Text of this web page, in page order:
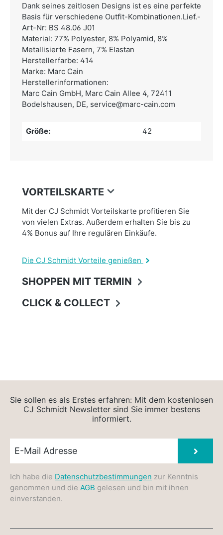
Dank seines zeitlosen Designs ist es eine perfekte
Basis für verschiedene Outfit-Kombinationen.Lief.-
Art-Nr: BS 48.06 J01
Material: 77% Polyester, 8% Polyamid, 8%
Metallisierte Fasern, 7% Elastan
Herstellerfarbe: 414
Marke: Marc Cain
Herstellerinformationen:
Marc Cain GmbH, Marc Cain Allee 4, 72411
Bodelshausen, DE, service@marc-cain.com
Größe: 42
VORTEILSKARTE
Mit der CJ Schmidt Vorteilskarte profitieren Sie
von vielen Extras. Außerdem erhalten Sie bis zu
4% Bonus auf Ihre regulären Einkäufe.
Die CJ Schmidt Vorteile genießen
SHOPPEN MIT TERMIN
CLICK & COLLECT
Sie sollen es als Erstes erfahren: Mit dem kostenlosen
CJ Schmidt Newsletter sind Sie immer bestens
informiert.
Ich habe die Datenschutzbestimmungen zur Kenntnis
genommen und die AGB gelesen und bin mit ihnen
einverstanden.